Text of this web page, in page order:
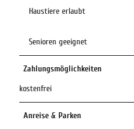
Haustiere erlaubt
Senioren geeignet
Zahlungsmöglichkeiten
kostenfrei
Anreise & Parken